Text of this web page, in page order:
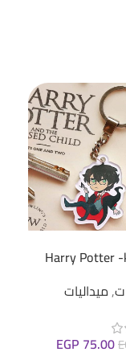
Harry Potter
,ميداليات
EGP 75.00